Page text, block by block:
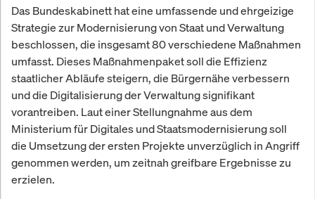
Das Bundeskabinett hat eine umfassende und ehrgeizige
Strategie zur Modernisierung von Staat und Verwaltung
beschlossen, die insgesamt 80 verschiedene Maßnahmen
umfasst. Dieses Maßnahmenpaket soll die Effizienz
staatlicher Abläufe steigern, die Bürgernähe verbessern
und die Digitalisierung der Verwaltung signifikant
vorantreiben. Laut einer Stellungnahme aus dem
Ministerium für Digitales und Staatsmodernisierung soll
die Umsetzung der ersten Projekte unverzüglich in Angriff
genommen werden, um zeitnah greifbare Ergebnisse zu
erzielen.